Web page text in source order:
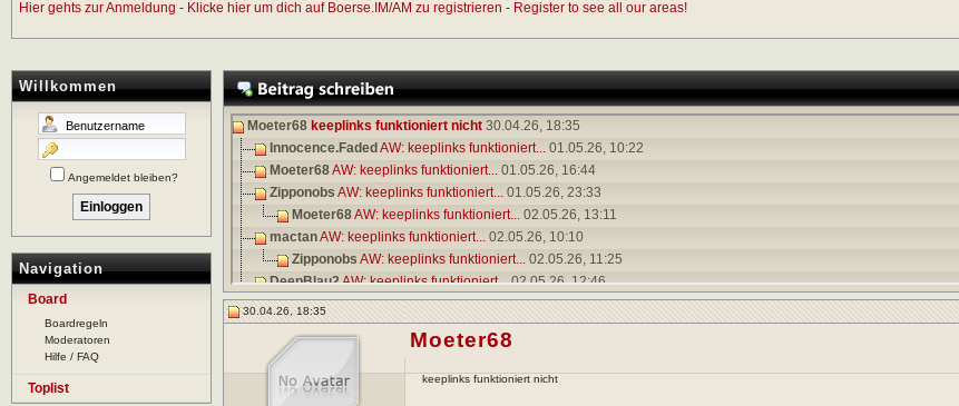
Hier gehts zur Anmeldung - Klicke hier um dich auf Boerse.IM/AM zu registrieren - Register to see all our areas!
Willkommen
Angemeldet bleiben?
Navigation
Board
Boardregeln
Moderatoren
Hilfe / FAQ
Toplist
Moeter68 keeplinks funktioniert nicht 30.04.26, 18:35
Innocence.Faded AW: keeplinks funktioniert... 01.05.26, 10:22
Moeter68AW: keeplinks funktioniert... 01.05.26, 16:44
Zipponobs AW: keeplinks funktioniert... 01.05.26, 23:33
Moeter68AW: keeplinks funktioniert... 02.05.26, 13:11
mactanAW: keeplinks funktioniert... 02.05.26, 10:10
Zipponobs AW: keeplinks funktioniert... 02.05.26, 11:25
DeepBlau2AW: keeplinks funktioniert...02.05.26,12:46
Moeter68AW: keeplinks funktioniert...02.05.26,13:06
ZipponobsAW: keeplinks funktioniert...03.05.26,17:55
Moeter68
AW: keeplinks funktioniert...03.05.26,
AW: keeplinks funktioniert...13.05.26,07:17
Zipponobs
30.04.26, 18:35
Moeter68
keeplinks funktioniert nicht